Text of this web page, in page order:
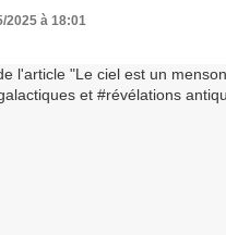
2025 à 18:01